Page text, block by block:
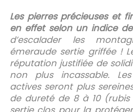
Les pierres précieuses et
en effet selon un indice
d’escalader les
émeraude sertie griffée !
réputation justifiée de
non plus incassable.
actives seront plus
de dureté de 8 à 10